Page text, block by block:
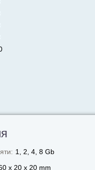
1, 2, 4, 8 Gb
x 20 x 20 mm